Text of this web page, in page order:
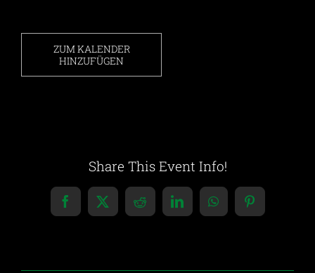
ZUM KALENDER
HINZUFÜGEN
Share This Event Info!
Facebook
X RedditLinkedInWhatsAppPinterest